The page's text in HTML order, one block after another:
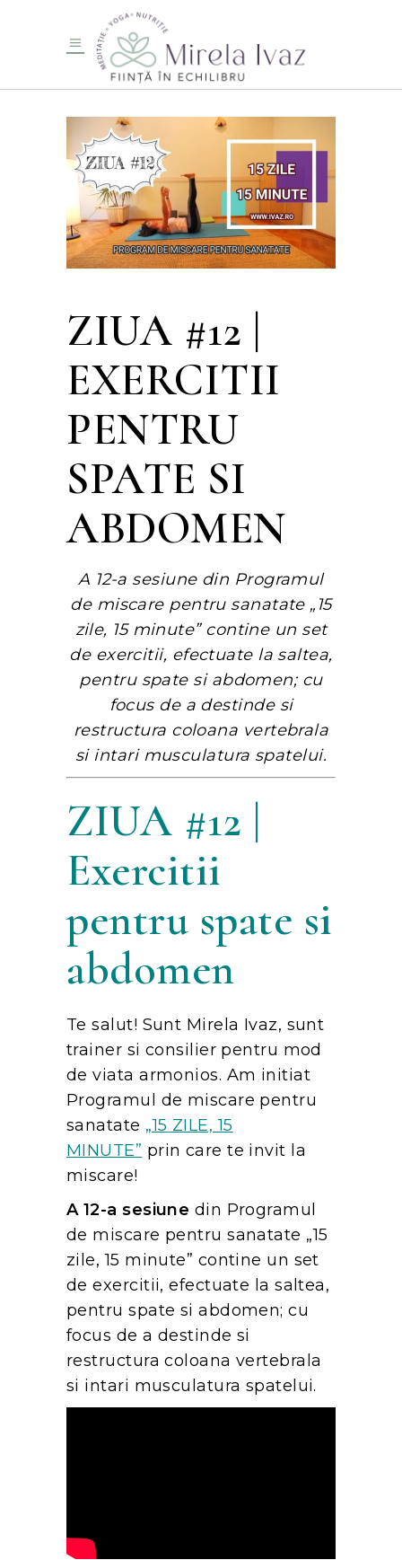
ZIUA #12 |
EXERCITII
PENTRU
SPATE SI
ABDOMEN
A 12-a sesiune din Programul
de miscare pentru sanatate „15
zile, 15 minute” contine un set
de exercitii, efectuate la saltea,
pentru spate si abdomen; cu
focus de a destinde si
restructura coloana vertebrala
si intari musculatura spatelui.
ZIUA #12 |
Exercitii
pentru spate si
abdomen
Te salut! Sunt Mirela Ivaz, sunt
trainer si consilier pentru mod
de viata armonios. Am initiat
Programul de miscare pentru
sanatate „15 ZILE, 15
MINUTE” prin care te invit la
miscare!
A 12-a sesiune din Programul
de miscare pentru sanatate „15
zile, 15 minute” contine un set
de exercitii, efectuate la saltea,
pentru spate si abdomen; cu
focus de a destinde si
restructura coloana vertebrala
si intari musculatura spatelui.